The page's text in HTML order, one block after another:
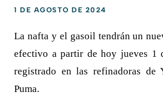
1 DE AGOSTO DE 2024
La nafta y el gasoil tendrán un
efectivo a partir de hoy jueves 1
registrado en las refinadoras de
Puma.